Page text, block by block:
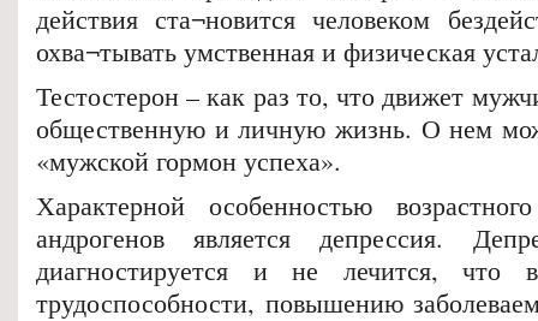
действия ста¬новится человеком
охва¬тывать умственная и физическая
Тестостерон – как раз то, что движет
общественную и личную жизнь. О нем
«мужской гормон успеха».
Характерной особенностью
андрогенов является депрессия.
диагностируется и не лечится, что
трудоспособности, повышению